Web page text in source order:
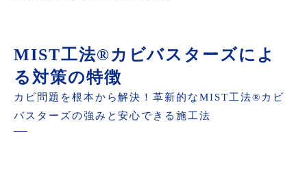
MIST工法®カビバスターズによ
る対策の特徴
カビ問題を根本から解決！革新的なMIST工法®カビ
バスターズの強みと安心できる施工法